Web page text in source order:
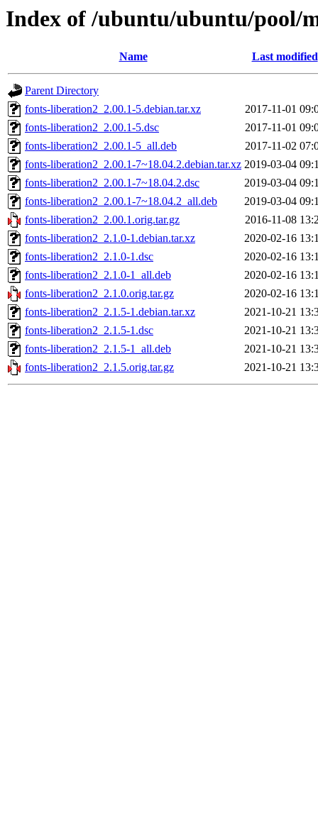
Index of /ubuntu/ubuntu/pool/
Name Last modified
Parent Directory
fonts-liberation2_2.00.1-5.debian.tar.xz
2017-11-01
fonts-liberation2_2.00.1-5.dsc
2017-11-01
fonts-liberation2_2.00.1-5_all.deb
2017-11-02
fonts-liberation2_2.00.1-7~18.04.2.debian.tar.xz 2019-03-04
fonts-liberation2_2.00.1-7~18.04.2.dsc
2019-03-04
fonts-liberation2_2.00.1-7~18.04.2_all.deb
2019-03-04
fonts-liberation2_2.00.1.orig.tar.gz
2016-11-08
fonts-liberation2_2.1.0-1.debian.tar.xz
2020-02-16
fonts-liberation2_2.1.0-1.dsc
2020-02-16
fonts-liberation2_2.1.0-1_all.deb
2020-02-16
fonts-liberation2_2.1.0.orig.tar.gz
2020-02-16
fonts-liberation2_2.1.5-1.debian.tar.xz
2021-10-21
fonts-liberation2_2.1.5-1.dsc
2021-10-21
fonts-liberation2_2.1.5-1_all.deb
2021-10-21
fonts-liberation2_2.1.5.orig.tar.gz
2021-10-21